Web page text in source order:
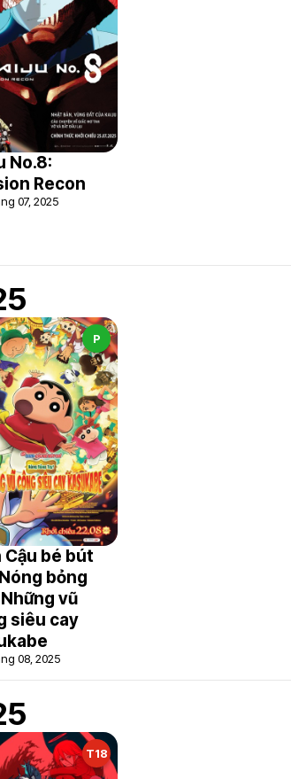
No.8:
Recon
07, 2025
P
Cậu bé bút
bỏng
vũ
siêu cay
08, 2025
T18